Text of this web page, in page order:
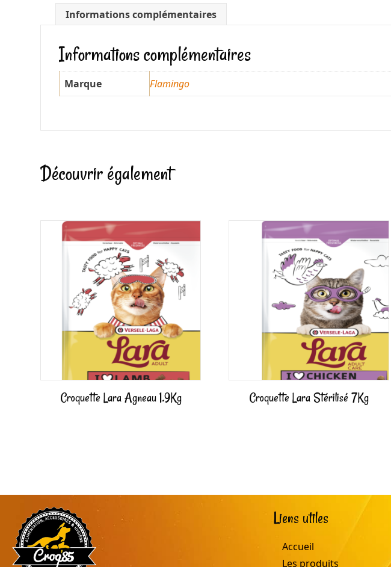
Informations complémentaires
Informations complémentaires
Marque Flamingo
Découvrir également
Croquette Lara Agneau 1.9Kg Croquette Lara Stérilisé 7Kg
Liens utiles
Accueil
Les produits